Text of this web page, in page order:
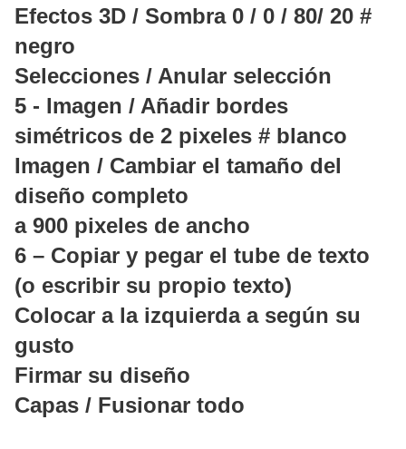
Efectos 3D / Sombra 0 / 0 / 80/ 20 #
negro
Selecciones / Anular selección
5 - Imagen / Añadir bordes
simétricos de 2 pixeles # blanco
Imagen / Cambiar el tamaño del
diseño completo
a 900 pixeles de ancho
6 – Copiar y pegar el tube de texto
(o escribir su propio texto)
Colocar a la izquierda a según su
gusto
Firmar su diseño
Capas / Fusionar todo